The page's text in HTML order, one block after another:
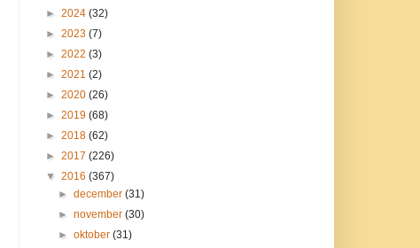
► 2024 (32)
► 2023 (7)
► 2022 (3)
► 2021 (2)
► 2020 (26)
► 2019 (68)
► 2018 (62)
► 2017 (226)
▼ 2016 (367)
► december (31)
► november (30)
► oktober (31)